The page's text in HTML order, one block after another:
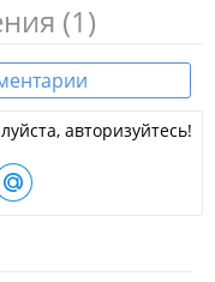
(1)
авторизуйтесь!